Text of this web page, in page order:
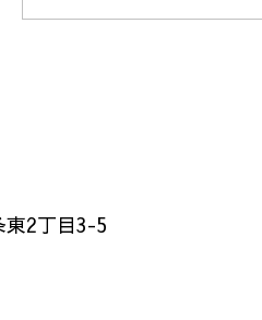
東2丁目3-5